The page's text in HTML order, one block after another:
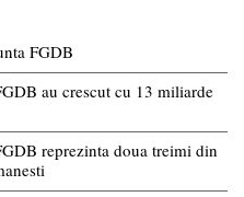
FGDB
au crescut cu 13 miliarde
reprezinta doua treimi din